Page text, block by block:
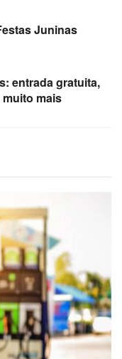
Juninas
entrada gratuita,
mais